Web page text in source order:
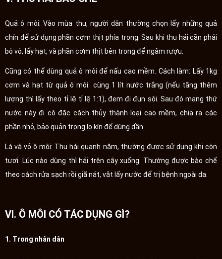
Quả ô môi: Vào mùa thu, người dân thường chọn lấy những quả
chín để sử dụng phần cơm thịt phía trong. Sau khi thu hái cần phải
bỏ vỏ, lấy hạt, và phần cơm thịt bên trong để ngâm rượu.
Cũng có thể dùng quả ô môi để nấu cao mềm. Cách làm: Lấy 1kg
cơm và hạt từ quả ô môi cùng 1 lít nước trắng (nếu tăng thêm
lượng thì lấy theo tỉ lệ tỉ lệ 1:1), đem đi đun sôi. Sau đó mang thứ
nước này đi cô đặc cách thủy thành loại cao mềm, chia ra các
phần nhỏ, bảo quản trong lọ kín để dùng dần.
Lá và vỏ ô môi: Thu hái quanh năm, thường được sử dụng khi còn
tươi. Lúc nào dùng thì hái trên cây xuống. Thường được bào chế
theo cách rửa sạch rồi giã nát, vắt lấy nước để trị bệnh ngoài da.
VI. Ô MÔI CÓ TÁC DỤNG GÌ?
1. Trong nhân dân